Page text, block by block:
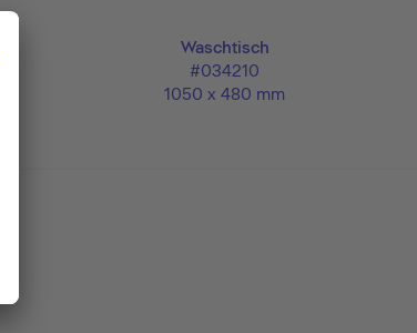
Waschtisch
#034210
1050 x 480 mm